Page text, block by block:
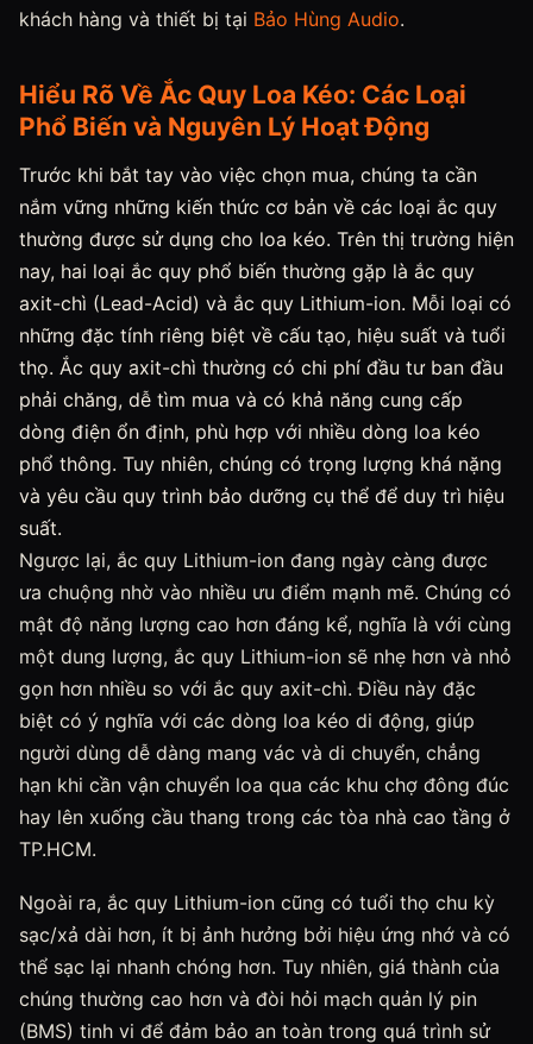
khách hàng và thiết bị tại Bảo Hùng Audio.
Hiểu Rõ Về Ắc Quy Loa Kéo: Các Loại
Phổ Biến và Nguyên Lý Hoạt Động
Trước khi bắt tay vào việc chọn mua, chúng ta cần
nắm vững những kiến thức cơ bản về các loại ắc quy
thường được sử dụng cho loa kéo. Trên thị trường hiện
nay, hai loại ắc quy phổ biến thường gặp là ắc quy
axit-chì (Lead-Acid) và ắc quy Lithium-ion. Mỗi loại có
những đặc tính riêng biệt về cấu tạo, hiệu suất và tuổi
thọ. Ắc quy axit-chì thường có chi phí đầu tư ban đầu
phải chăng, dễ tìm mua và có khả năng cung cấp
dòng điện ổn định, phù hợp với nhiều dòng loa kéo
phổ thông. Tuy nhiên, chúng có trọng lượng khá nặng
và yêu cầu quy trình bảo dưỡng cụ thể để duy trì hiệu
suất.
Ngược lại, ắc quy Lithium-ion đang ngày càng được
ưa chuộng nhờ vào nhiều ưu điểm mạnh mẽ. Chúng có
mật độ năng lượng cao hơn đáng kể, nghĩa là với cùng
một dung lượng, ắc quy Lithium-ion sẽ nhẹ hơn và nhỏ
gọn hơn nhiều so với ắc quy axit-chì. Điều này đặc
biệt có ý nghĩa với các dòng loa kéo di động, giúp
người dùng dễ dàng mang vác và di chuyển, chẳng
hạn khi cần vận chuyển loa qua các khu chợ đông đúc
hay lên xuống cầu thang trong các tòa nhà cao tầng ở
TP.HCM.
Ngoài ra, ắc quy Lithium-ion cũng có tuổi thọ chu kỳ
sạc/xả dài hơn, ít bị ảnh hưởng bởi hiệu ứng nhớ và có
thể sạc lại nhanh chóng hơn. Tuy nhiên, giá thành của
chúng thường cao hơn và đòi hỏi mạch quản lý pin
(BMS) tinh vi để đảm bảo an toàn trong quá trình sử